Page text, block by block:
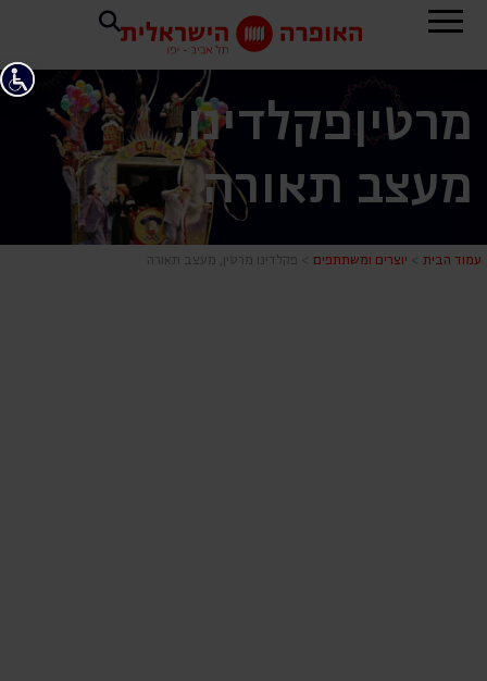
פקלדינו
מרטיןפקלדינו,
מעצב תאורה
עמוד הבית > יוצרים ומשתתפים > פקלדינו מרטין, מעצב תאורה